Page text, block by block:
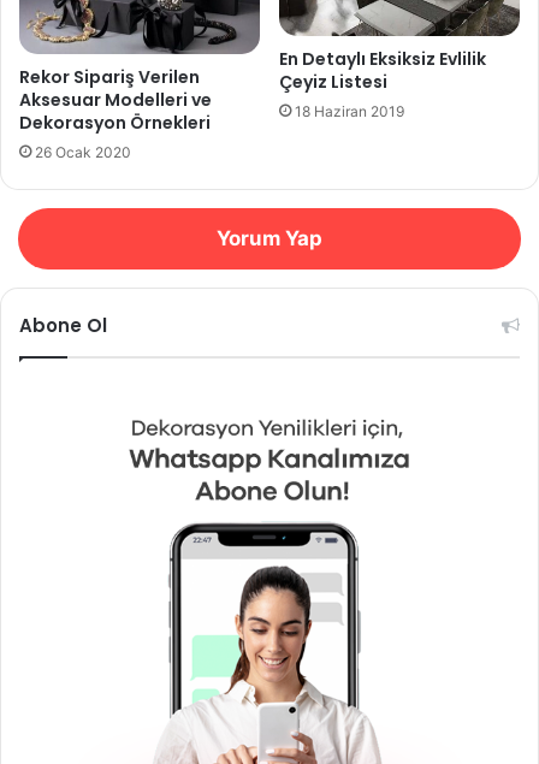
Rekor Sipariş Verilen
Aksesuar Modelleri ve
Dekorasyon Örnekleri
26 Ocak 2020
En Detaylı Eksiksiz Evlilik
Çeyiz Listesi
18 Haziran 2019
Yorum Yap
Abone Ol